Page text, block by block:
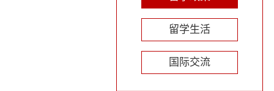
留学生活
国际交流